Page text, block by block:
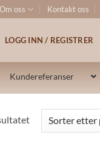
Om oss Kontakt oss
LOGG INN / REGISTRER
Kundereferanser